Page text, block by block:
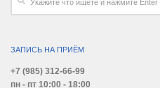
ЗАПИСЬ НА ПРИЁМ
+7 (985) 312-66-99
пн - пт 10:00 - 18:00